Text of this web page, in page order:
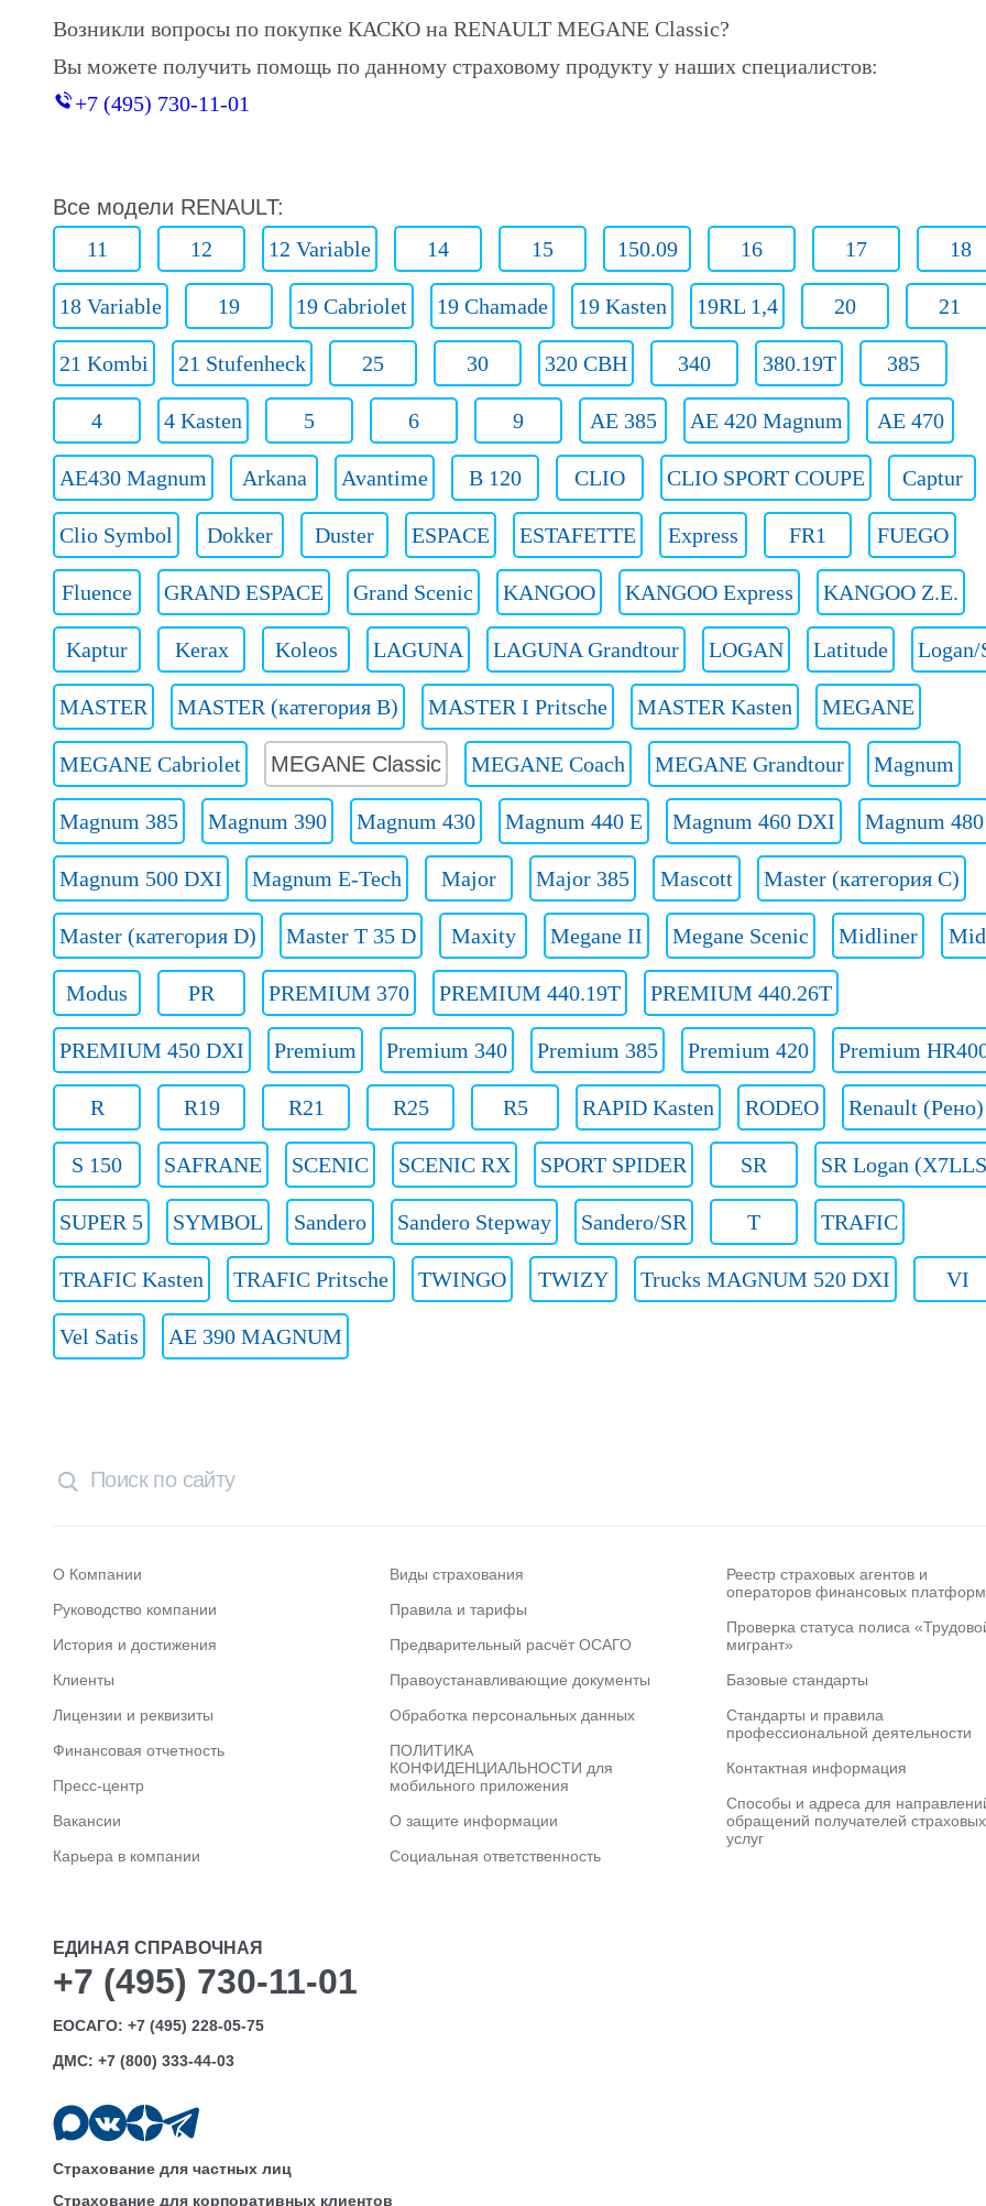
Возникли вопросы по покупке КАСКО на RENAULT MEGANE Classic?
Вы можете получить помощь по данному страховому продукту у наших специалистов:
+7 (495) 730-11-01
Все модели RENAULT:
11
12 12 Variable 14 15 150.09 16 17 18
18 Variable 19 19 Cabriolet 19 Chamade 19 Kasten 19RL 1,4 20 21
21 Kombi 21 Stufenheck 25 30 320 CBH 340 380.19T 385
4 4 Kasten 5 6 9 AE 385 AE 420 Magnum AE 470
AE430 Magnum Arkana Avantime B 120 CLIO CLIO SPORT COUPE Captur
Clio Symbol Dokker Duster ESPACE ESTAFETTE Express FR1 FUEGO
Fluence GRAND ESPACE Grand Scenic KANGOO KANGOO Express KANGOO Z.E.
Kaptur Kerax Koleos LAGUNA LAGUNA Grandtour LOGAN Latitude Logan/
MASTER MASTER (категория B) MASTER I Pritsche MASTER Kasten MEGANE
MEGANE Cabriolet MEGANE Classic MEGANE Coach MEGANE Grandtour Magnum
Magnum 385 Magnum 390 Magnum 430 Magnum 440 E Magnum 460 DXI Magnum 480
Magnum 500 DXI Magnum E-Tech Major Major 385 Mascott Master (категория C)
Master (категория D) Master T 35 D Maxity Megane II Megane Scenic Midliner
Modus PR PREMIUM 370 PREMIUM 440.19T PREMIUM 440.26T
PREMIUM 450 DXI Premium Premium 340 Premium 385 Premium 420 Premium
R R19 R21 R25 R5 RAPID Kasten RODEO Renault (Рено)
S 150 SAFRANE SCENIC SCENIC RX SPORT SPIDER SR SR Logan
SUPER 5 SYMBOL Sandero Sandero Stepway Sandero/SR T TRAFIC
TRAFIC Kasten TRAFIC Pritsche TWINGO TWIZY Trucks MAGNUM 520 DXI VI
Vel Satis АЕ 390 MAGNUM
О Компании
Руководство компании
История и достижения
Клиенты
Лицензии и реквизиты
Финансовая отчетность
Пресс-центр
Вакансии
Карьера в компании
Виды страхования
Правила и тарифы
Предварительный расчёт ОСАГО
Правоустанавливающие документы
Обработка персональных данных
ПОЛИТИКА
КОНФИДЕНЦИАЛЬНОСТИ для
мобильного приложения
О защите информации
Социальная ответственность
Реестр страховых агентов и
операторов финансовых платформ
Проверка статуса полиса
мигрант»
Базовые стандарты
Стандарты и правила
профессиональной деятельности
Контактная информация
Способы и адреса для
обращений получателей страховых
услуг
ЕДИНАЯ СПРАВОЧНАЯ
+7 (495) 730-11-01
ЕОСАГО: +7 (495) 228-05-75
ДМС: +7 (800) 333-44-03
Страхование для частных лиц
Страхование для корпоративных клиентов